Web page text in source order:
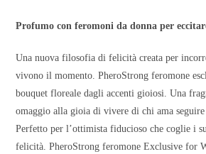
Profumo con feromoni da donna per
Una nuova filosofia di felicità creata per
vivono il momento. PheroStrong feromone
bouquet floreale dagli accenti gioiosi. Una
omaggio alla gioia di vivere di chi ama
Perfetto per l’ottimista fiducioso che coglie i
felicità. PheroStrong feromone Exclusive for